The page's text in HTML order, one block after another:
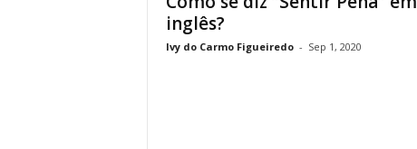
inglês?
Ivy do Carmo Figueiredo - Sep 1, 2020